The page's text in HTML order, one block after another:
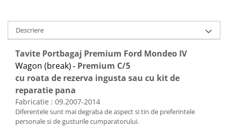
Descriere
Tavite Portbagaj Premium Ford Mondeo IV
Wagon (break)- Premium C/5
cu roata de rezerva ingusta sau cu kit de
reparatie pana
Fabricatie : 09.2007-2014
Diferentele sunt mai degraba de aspect si tin de preferintele
personale si de gusturile cumparatorului.